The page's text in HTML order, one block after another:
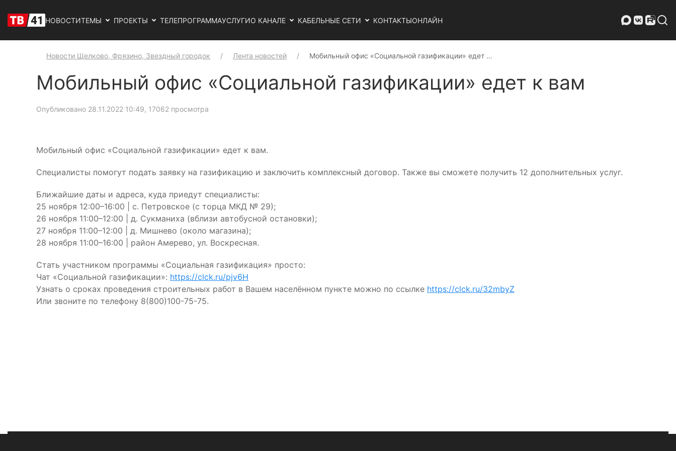
НОВОСТИТЕМЫ ПРОЕКТЫ ТЕЛЕПРОГРАММАУСЛУГИО КАНАЛЕ КАБЕЛЬНЫЕ СЕТИ КОНТАКТЫОНЛАЙН
Новости Щелково, Фрязино, Звездный городок Лента новостей Мобильный офис «Социальной газификации» едет …
Мобильный офис «Социальной газификации» едет к вам
Опубликовано 28.11.2022 10:49, 17062 просмотра
Мобильный офис «Социальной газификации» едет к вам.
Специалисты помогут подать заявку на газификацию и заключить комплексный договор. Также вы сможете получить 12 дополнительных услуг.
Ближайшие даты и адреса, куда приедут специалисты:
25 ноября 12:00–16:00 | с. Петровское (с торца МКД № 29);
26 ноября 11:00–12:00 | д. Сукманиха (вблизи автобусной остановки);
27 ноября 11:00–12:00 | д. Мишнево (около магазина);
28 ноября 11:00–16:00 | район Амерево, ул. Воскресная.
Стать участником программы «Социальная газификация» просто:
Чат «Социальной газификации»: https://clck.ru/pjv6H
Узнать о сроках проведения строительных работ в Вашем населённом пункте можно по ссылке https://clck.ru/32mbyZ
Или звоните по телефону 8(800)100-75-75.